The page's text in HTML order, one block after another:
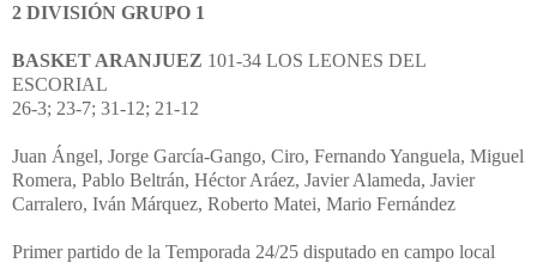
2 DIVISIÓN GRUPO 1
BASKET ARANJUEZ 101-34 LOS LEONES DEL
ESCORIAL
26-3; 23-7; 31-12; 21-12
Juan Ángel, Jorge García-Gango, Ciro, Fernando Yanguela, Miguel
Romera, Pablo Beltrán, Héctor Aráez, Javier Alameda, Javier
Carralero, Iván Márquez, Roberto Matei, Mario Fernández
Primer partido de la Temporada 24/25 disputado en campo local